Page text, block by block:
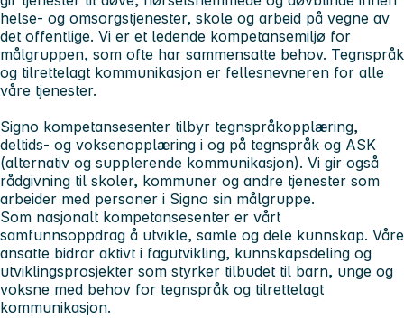
helse‑ og omsorgstjenester, skole og arbeid på vegne av
det offentlige. Vi er et ledende kompetansemiljø for
målgruppen, som ofte har sammensatte behov. Tegnspråk
og tilrettelagt kommunikasjon er fellesnevneren for alle
våre tjenester.
Signo kompetansesenter tilbyr tegnspråkopplæring,
deltids- og voksenopplæring i og på tegnspråk og ASK
(alternativ og supplerende kommunikasjon). Vi gir også
rådgivning til skoler, kommuner og andre tjenester som
arbeider med personer i Signo sin målgruppe.
Som nasjonalt kompetansesenter er vårt
samfunnsoppdrag å utvikle, samle og dele kunnskap. Våre
ansatte bidrar aktivt i fagutvikling, kunnskapsdeling og
utviklingsprosjekter som styrker tilbudet til barn, unge og
voksne med behov for tegnspråk og tilrettelagt
kommunikasjon.